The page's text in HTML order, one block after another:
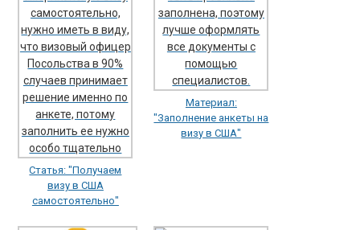
Статья: "Получаем
визу в США
самостоятельно"
Материал:
"Заполнение анкеты на
визу в США"